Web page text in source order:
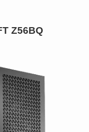
Z56BQ